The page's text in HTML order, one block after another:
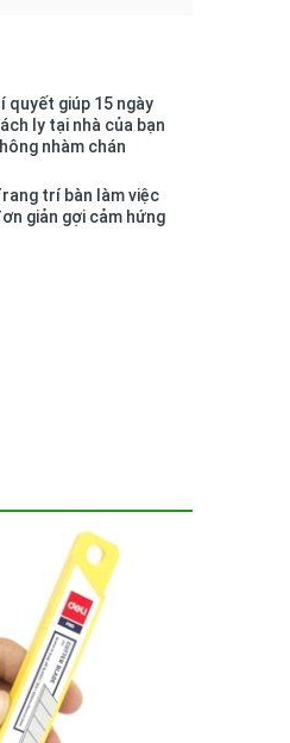
quyết giúp 15 ngày
ly tại nhà của bạn
nhàm chán
trí bàn làm việc
giản gợi cảm hứng